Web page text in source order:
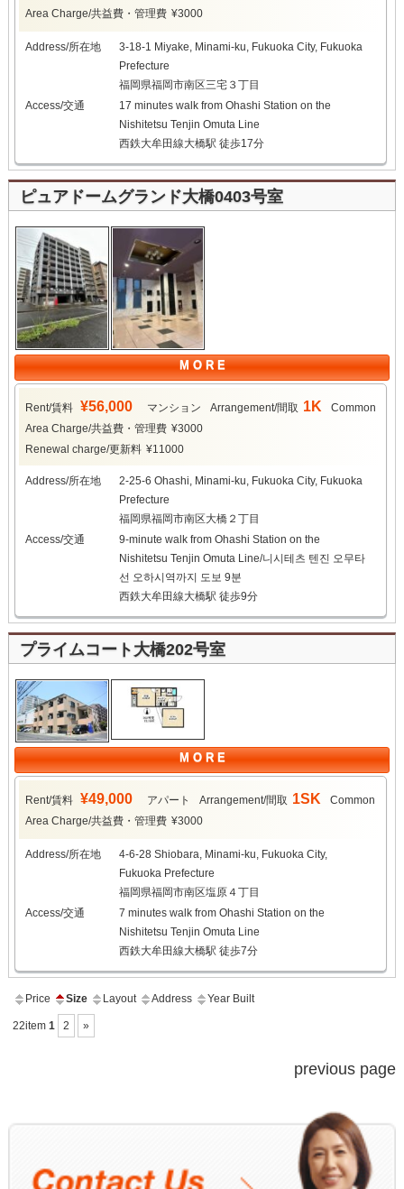
Area Charge/共益費・管理費 ¥3000
Address/所在地
3-18-1 Miyake, Minami-ku, Fukuoka City, Fukuoka
Prefecture
福岡県福岡市南区三宅３丁目
Access/交通
17 minutes walk from Ohashi Station on the
Nishitetsu Tenjin Omuta Line
西鉄大牟田線大橋駅 徒歩17分
ピュアドームグランド大橋0403号室
M O R E
Rent/賃料 ¥56,000 マンション Arrangement/間取 1K
Common
Area Charge/共益費・管理費 ¥3000
Renewal charge/更新料 ¥11000
Address/所在地
2-25-6 Ohashi, Minami-ku, Fukuoka City, Fukuoka
Prefecture
福岡県福岡市南区大橋２丁目
Access/交通
9-minute walk from Ohashi Station on the
Nishitetsu Tenjin Omuta Line/니시테츠 텐진 오무타
선 오하시역까지 도보 9분
西鉄大牟田線大橋駅 徒歩9分
プライムコート大橋202号室
M O R E
Rent/賃料 ¥49,000 アパート Arrangement/間取 1SK
Common
Area Charge/共益費・管理費 ¥3000
Address/所在地
4-6-28 Shiobara, Minami-ku, Fukuoka City,
Fukuoka Prefecture
福岡県福岡市南区塩原４丁目
Access/交通
7 minutes walk from Ohashi Station on the
Nishitetsu Tenjin Omuta Line
西鉄大牟田線大橋駅 徒歩7分
Price Size Layout Address Year Built
22item 1 2 »
previous page